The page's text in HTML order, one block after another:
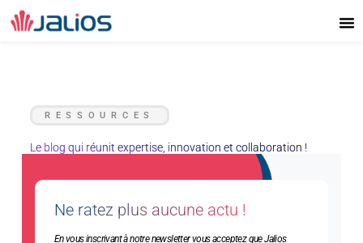
Aller
au
RESSOURCES
Le blog qui réunit expertise, innovation et collaboration !
Ne ratez plus aucune actu !
En vous inscrivant à notre newsletter vous acceptez que Jalios